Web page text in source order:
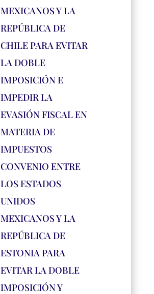
MEXICANOS Y LA
REPÚBLICA DE
CHILE PARA EVITAR
LA DOBLE
IMPOSICIÓN E
IMPEDIR LA
EVASIÓN FISCAL EN
MATERIA DE
IMPUESTOS
CONVENIO ENTRE
LOS ESTADOS
UNIDOS
MEXICANOS Y LA
REPÚBLICA DE
ESTONIA PARA
EVITAR LA DOBLE
IMPOSICIÓN Y